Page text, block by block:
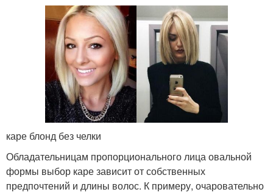
каре блонд без челки
Обладательницам пропорционального лица овальной
формы выбор каре зависит от собственных
предпочтений и длины волос. К примеру, очаровательно